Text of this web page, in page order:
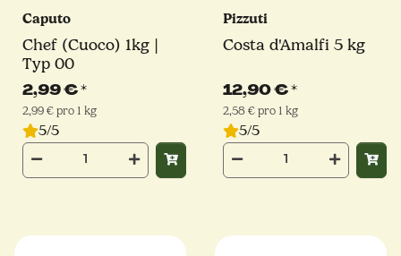
Caputo
Chef (Cuoco) 1kg |
Typ 00
2,99 €*
2,99 € pro 1 kg
5/5
Pizzuti
Costa d'Amalfi 5 kg
12,90 €*
2,58 € pro 1 kg
5/5